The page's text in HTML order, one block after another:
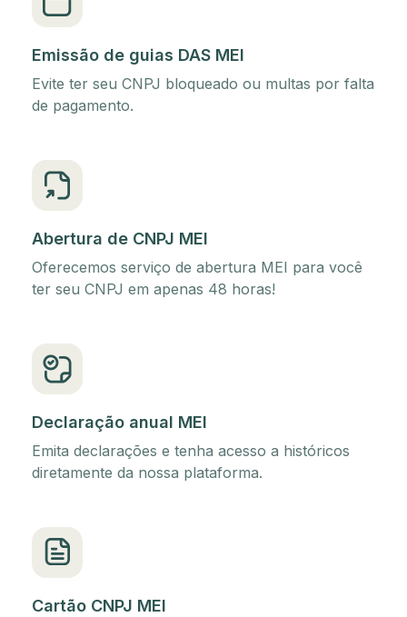
Emissão de guias DAS MEI
Evite ter seu CNPJ bloqueado ou multas por falta
de pagamento.
Abertura de CNPJ MEI
Oferecemos serviço de abertura MEI para você
ter seu CNPJ em apenas 48 horas!
Declaração anual MEI
Emita declarações e tenha acesso a históricos
diretamente da nossa plataforma.
Cartão CNPJ MEI